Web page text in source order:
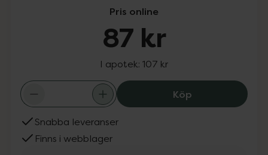
Pris online
87 kr
I apotek: 107 kr
KöpNatracare
Snabba leveranser
Finns i webblager